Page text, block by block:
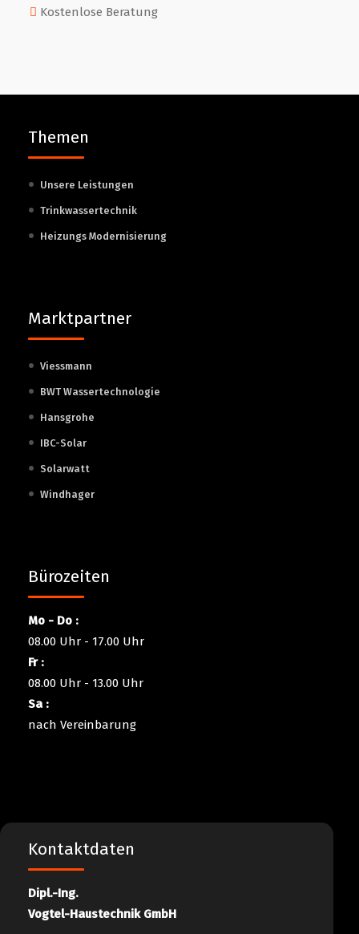
Kostenlose Beratung
Themen
Unsere Leistungen
Trinkwassertechnik
Heizungs Modernisierung
Marktpartner
Viessmann
BWT Wassertechnologie
Hansgrohe
IBC-Solar
Solarwatt
Windhager
Bürozeiten
Mo - Do :
08.00 Uhr - 17.00 Uhr
Fr :
08.00 Uhr - 13.00 Uhr
Sa :
nach Vereinbarung
Kontaktdaten
Dipl.-Ing.
Vogtel-Haustechnik GmbH